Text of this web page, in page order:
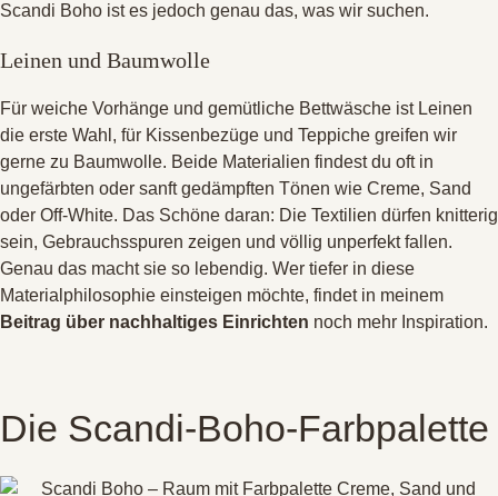
Scandi Boho ist es jedoch genau das, was wir suchen.
Leinen und Baumwolle
Für weiche Vorhänge und gemütliche Bettwäsche ist Leinen
die erste Wahl, für Kissenbezüge und Teppiche greifen wir
gerne zu Baumwolle. Beide Materialien findest du oft in
ungefärbten oder sanft gedämpften Tönen wie Creme, Sand
oder Off-White. Das Schöne daran: Die Textilien dürfen knitterig
sein, Gebrauchsspuren zeigen und völlig unperfekt fallen.
Genau das macht sie so lebendig. Wer tiefer in diese
Materialphilosophie einsteigen möchte, findet in meinem
Beitrag über nachhaltiges Einrichten noch mehr Inspiration.
Die Scandi-Boho-Farbpalette